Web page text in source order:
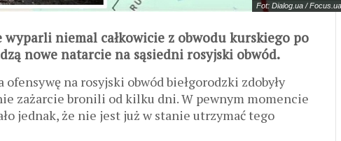
Fot: Dialog.ua / Focus.ua
niemal całkowicie z obwodu kurskiego po
nowe natarcie na sąsiedni rosyjski obwód.
na rosyjski obwód biełgorodzki zdobyły
zażarcie bronili od kilku dni. W pewnym momencie
jednak, że nie jest już w stanie utrzymać tego